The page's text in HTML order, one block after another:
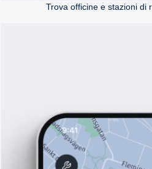
Trova officine e stazioni di